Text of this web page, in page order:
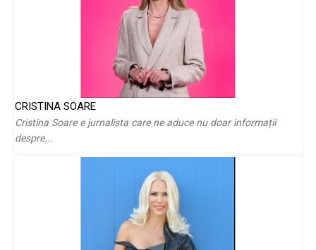
Dorina Florea: „Eram fascinată de Sandy Bell, Perrine,
poveștile lui ...
CRISTINA SOARE
Cristina Soare e jurnalista care ne aduce nu doar informații
despre...